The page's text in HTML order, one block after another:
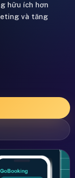
hữu ích hơn
và tăng